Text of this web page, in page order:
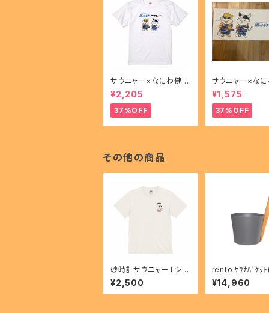
サウニャー×なにわ健康
ランド湯～トピアコラボ
Ｔシャツ
¥2,205
37%OFF
サウニャー×な
ランド湯～トピ
フェイスタオル
¥1,575
37%OFF
その他の商品
砂時計サウニャーTシャ
ツ
¥2,500
rento ｻｳﾅﾊﾞｹｯﾄ
手) ｸﾞﾚｰ
¥14,960